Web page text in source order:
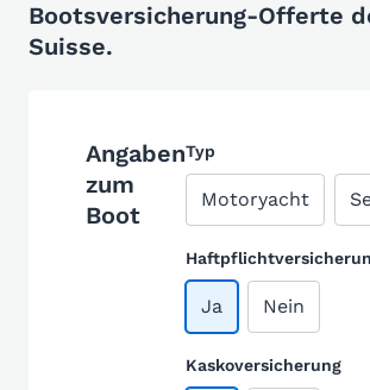
Bootsversicherung-Offerte
Suisse.
Angaben
zum
Boot
Typ
Motoryacht
Ja Nein
Kaskoversicherung